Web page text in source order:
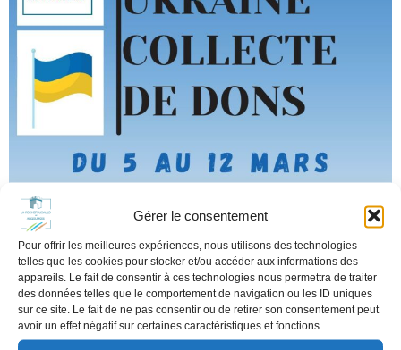
Gérer le consentement
Pour offrir les meilleures expériences, nous utilisons des technologies
telles que les cookies pour stocker et/ou accéder aux informations des
appareils. Le fait de consentir à ces technologies nous permettra de traiter
des données telles que le comportement de navigation ou les ID uniques
sur ce site. Le fait de ne pas consentir ou de retirer son consentement peut
avoir un effet négatif sur certaines caractéristiques et fonctions.